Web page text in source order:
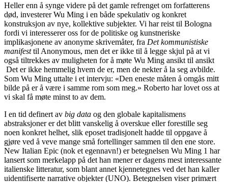
Heller enn å synge videre på det gamle refrenget om forfatterens
død, investerer Wu Ming i en både spekulativ og konkret
konstruksjon av nye, kollektive subjekter. Vi har reist til Bologna
fordi vi interesserer oss for de politiske og kunstneriske
implikasjonene av anonyme skrivemåter, fra Det kommunistiske
manifesttil Anonymous, men det er ikke til å legge skjul på at vi
også tiltrekkes av muligheten for å møte Wu Ming ansikt til ansikt
Det er ikke hemmelig hvem de er, men de nekter å la seg avbilde.
Som Wu Ming uttalte i et intervju: «Den eneste måten å omgås mitt
bilde på er å være i samme rom som meg.» Roberto har lovet oss at
vi skal få møte minst to av dem.
I en tid definert av big data og den globale kapitalismens
abstraksjoner er det blitt vanskelig å overskue eller forestille seg
noen konkret helhet, slik eposet tradisjonelt hadde til oppgave å
gjøre ved å veve mange små fortellinger sammen til den ene store.
New Italian Epic (nok et egennavn!) er betegnelsen Wu Ming 1 har
lansert som merkelapp på det han mener er dagens mest interessante
italienske litteratur, som blant annet kjennetegnes ved det han kaller
uidentifiserte narrative objekter (UNO). Betegnelsen viser primært